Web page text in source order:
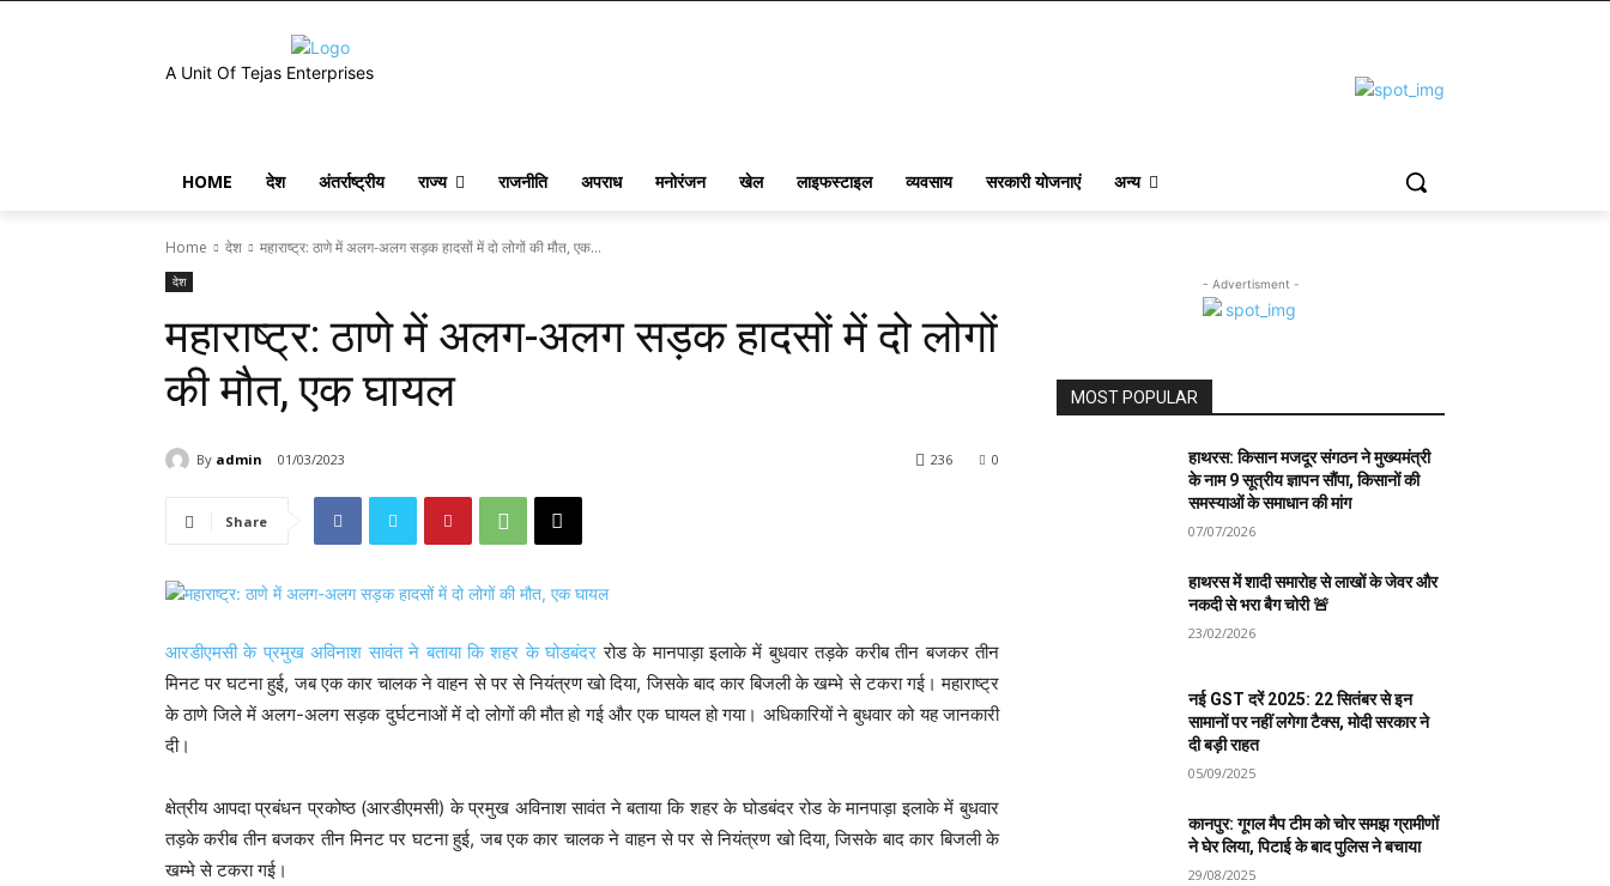
A Unit Of Tejas Enterprises
HOME देश अंतर्राष्ट्रीय राज्य राजनीति अपराध मनोरंजन खेल लाइफस्टाइल व्यवसाय सरकारी योजनाएं अन्य
Home देश महाराष्ट्र: ठाणे में अलग-अलग सड़क हादसों में दो लोगों की मौत, एक...
देश
महाराष्ट्र: ठाणे में अलग-अलग सड़क हादसों में दो लोगों
की मौत, एक घायल
By admin 01/03/2023 0
236
Share
आरडीएमसी के प्रमुख अविनाश सावंत ने बताया कि शहर के घोडबंदर रोड के मानपाड़ा इलाके में बुधवार तड़के करीब तीन बजकर तीन
मिनट पर घटना हुई, जब एक कार चालक ने वाहन से पर से नियंत्रण खो दिया, जिसके बाद कार बिजली के खम्भे से टकरा गई। महाराष्ट्र
के ठाणे जिले में अलग-अलग सड़क दुर्घटनाओं में दो लोगों की मौत हो गई और एक घायल हो गया। अधिकारियों ने बुधवार को यह जानकारी
दी।
क्षेत्रीय आपदा प्रबंधन प्रकोष्ठ (आरडीएमसी) के प्रमुख अविनाश सावंत ने बताया कि शहर के घोडबंदर रोड के मानपाड़ा इलाके में बुधवार
तड़के करीब तीन बजकर तीन मिनट पर घटना हुई, जब एक कार चालक ने वाहन से पर से नियंत्रण खो दिया, जिसके बाद कार बिजली के
खम्भे से टकरा गई।
- Advertisment -
MOST POPULAR
हाथरस: किसान मजदूर संगठन ने मुख्यमंत्री
के नाम 9 सूत्रीय ज्ञापन सौंपा, किसानों की
समस्याओं के समाधान की मांग
07/07/2026
हाथरस में शादी समारोह से लाखों के जेवर और
नकदी से भरा बैग चोरी 🚨
23/02/2026
नई GST दरें 2025: 22 सितंबर से इन
सामानों पर नहीं लगेगा टैक्स, मोदी सरकार ने
दी बड़ी राहत
05/09/2025
कानपुर: गूगल मैप टीम को चोर समझ ग्रामीणों
ने घेर लिया, पिटाई के बाद पुलिस ने बचाया
29/08/2025